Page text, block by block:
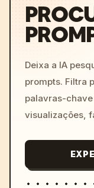
Deixa a IA
prompts. Filtra
palavras-
visualizações,